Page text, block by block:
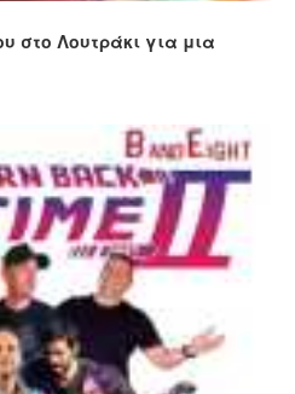
στο Λουτράκι για μια